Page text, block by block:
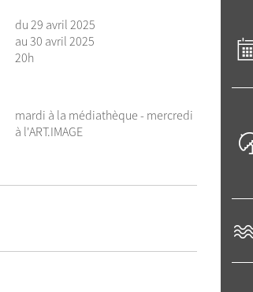
du 29 avril 2025
au 30 avril 2025
20h
mardi à la médiathèque - mercredi
à l'ART.IMAGE